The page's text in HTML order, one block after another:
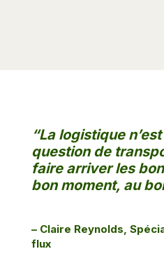
“La logistique
question de
faire arriver les
bon moment, au
– Claire Reynolds,
flux